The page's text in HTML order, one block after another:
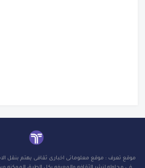
موقع تعرف : موقع معلوماتى اخبارى ثقافى يهتم بنقل